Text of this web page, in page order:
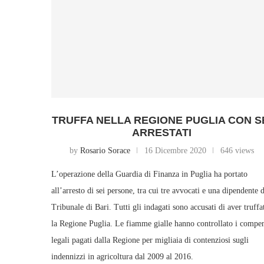
TRUFFA NELLA REGIONE PUGLIA CON
ARRESTATI
by Rosario Sorace 16 Dicembre 2020 646 views
L’operazione della Guardia di Finanza in Puglia ha portato
all’arresto di sei persone, tra cui tre avvocati e una dipendente
Tribunale di Bari. Tutti gli indagati sono accusati di aver
la Regione Puglia. Le fiamme gialle hanno controllato i
legali pagati dalla Regione per migliaia di contenziosi sugli
indennizzi in agricoltura dal 2009 al 2016.